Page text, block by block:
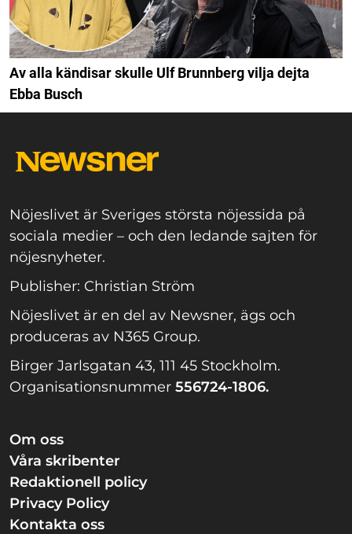
Av alla kändisar skulle Ulf Brunnberg vilja dejta
Ebba Busch
Nöjeslivet är Sveriges största nöjessida på
sociala medier – och den ledande sajten för
nöjesnyheter.
Publisher: Christian Ström
Nöjeslivet är en del av Newsner, ägs och
produceras av N365 Group.
Birger Jarlsgatan 43, 111 45 Stockholm.
Organisationsnummer 556724-1806.
Om oss
Våra skribenter
Redaktionell policy
Privacy Policy
Kontakta oss